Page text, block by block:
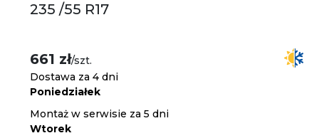
235 /55 R17
661 zł/szt.
Dostawa za 4 dni
Poniedziałek
Montaż w serwisie za 5 dni
Wtorek